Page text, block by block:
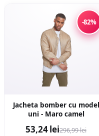
-82%
Jacheta bomber cu model
uni - Maro camel
53,24 lei296,99 lei